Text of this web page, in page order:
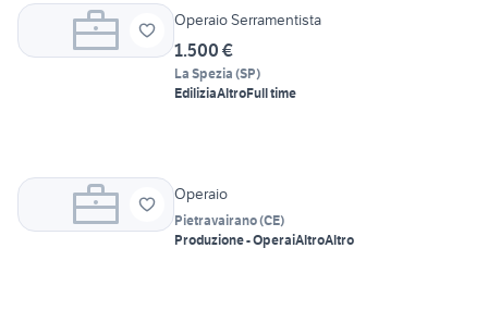
Operaio Serramentista
1.500 €
La Spezia (SP)
EdiliziaAltroFull time
Operaio
Pietravairano(CE)
Produzione - OperaiAltroAltro